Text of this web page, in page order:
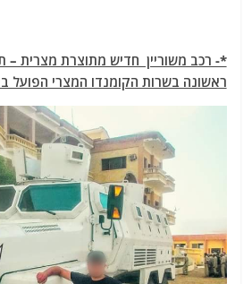
ראשונה בשרות הקומנדו המצרי הפועל